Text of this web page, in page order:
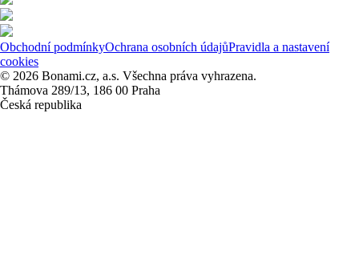
Obchodní podmínkyOchrana osobních údajůPravidla a nastavení
cookies
© 2026 Bonami.cz, a.s. Všechna práva vyhrazena.
Thámova 289/13, 186 00 Praha
Česká republika